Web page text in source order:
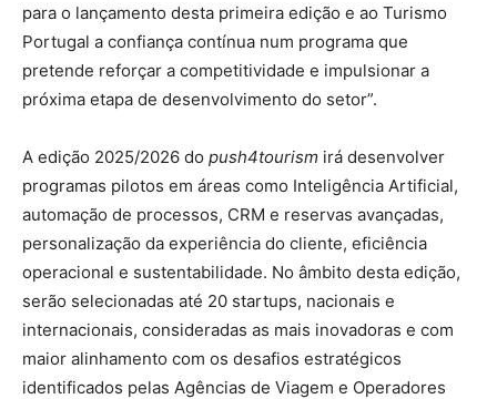
para o lançamento desta primeira edição e ao Turismo
Portugal a confiança contínua num programa que
pretende reforçar a competitividade e impulsionar a
próxima etapa de desenvolvimento do setor”.
A edição 2025/2026 do push4tourism irá desenvolver
programas pilotos em áreas como Inteligência Artificial,
automação de processos, CRM e reservas avançadas,
personalização da experiência do cliente, eficiência
operacional e sustentabilidade. No âmbito desta edição,
serão selecionadas até 20 startups, nacionais e
internacionais, consideradas as mais inovadoras e com
maior alinhamento com os desafios estratégicos
identificados pelas Agências de Viagem e Operadores